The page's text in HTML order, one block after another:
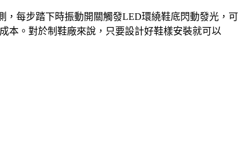
每步踏下時振動開關觸發LED環繞鞋底閃動發光，可
本。對於制鞋廠來說，只要設計好鞋樣安裝就可以